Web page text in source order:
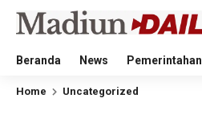
Beranda News Pemerintahan
Home Uncategorized